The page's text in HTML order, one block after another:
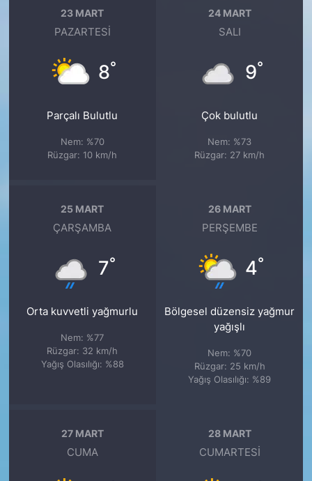
23 MART
PAZARTESI
8°
Parçalı Bulutlu
Nem: %70
Rüzgar: 10 km/h
24 MART
SALI
9°
Çok bulutlu
Nem: %73
Rüzgar: 27 km/h
25 MART
ÇARŞAMBA
7°
Orta kuvvetli yağmurlu
Nem: %77
Rüzgar: 32 km/h
Yağış Olasılığı: %88
26 MART
PERŞEMBE
4°
Bölgesel düzensiz yağmur
yağışlı
Nem: %70
Rüzgar: 25 km/h
Yağış Olasılığı: %89
27 MART
CUMA
28 MART
CUMARTESI